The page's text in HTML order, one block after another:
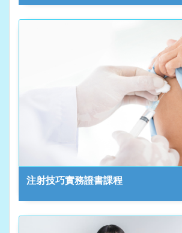
注射技巧實務證書課程